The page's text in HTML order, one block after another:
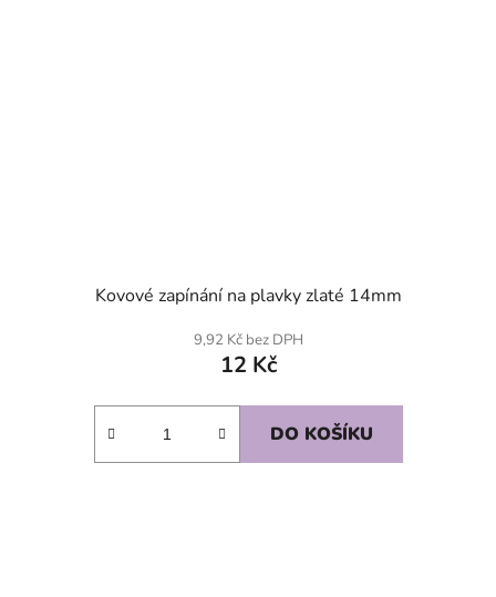
Kovové zapínání na plavky zlaté 14mm
9,92 Kč bez DPH
12 Kč
DO KOŠÍKU